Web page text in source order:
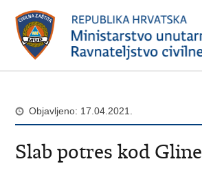
Objavljeno: 17.04.2021.
Slab potres kod Gline